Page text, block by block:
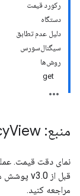
رکورد قیمت
دستگاه
دلیل عدم تطابق
سیگنال‌سورس
روش‌ها
get
منبع: Price View
قبل از v3.0 پوشش می‌دهد. برای اطلاعات بیشتر، به
مراجعه کنید.